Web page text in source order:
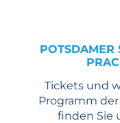
POTSDAMER
Tickets und
Programm
finden Sie